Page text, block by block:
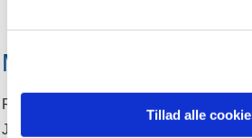
Tillad alle
Medlem
Rikke Brems Lagoni
Jenningvej 2